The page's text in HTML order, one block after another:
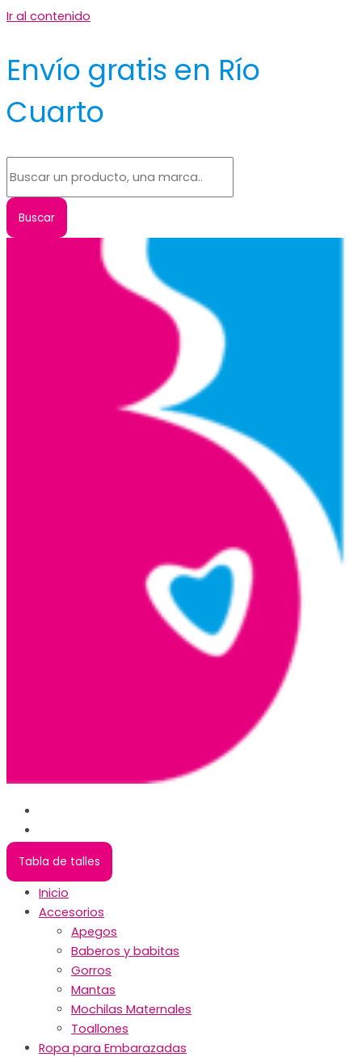
Ir al contenido
Envío gratis en Río
Cuarto
Tabla de talles
Inicio
Accesorios
Apegos
Baberos y babitas
Gorros
Mantas
Mochilas Maternales
Toallones
Ropa para Embarazadas